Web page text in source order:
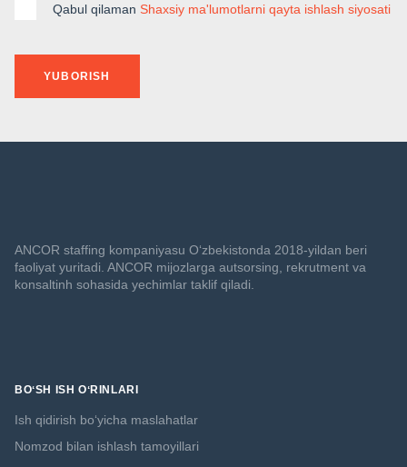
Qabul qilaman Shaxsiy ma'lumotlarni qayta ishlash siyosati
YUBORISH
ANCOR staffing kompaniyasu O‘zbekistonda 2018-yildan beri
faoliyat yuritadi. ANCOR mijozlarga autsorsing, rekrutment va
konsaltinh sohasida yechimlar taklif qiladi.
BOʻSH ISH OʻRINLARI
Ish qidirish boʻyicha maslahatlar
Nomzod bilan ishlash tamoyillari